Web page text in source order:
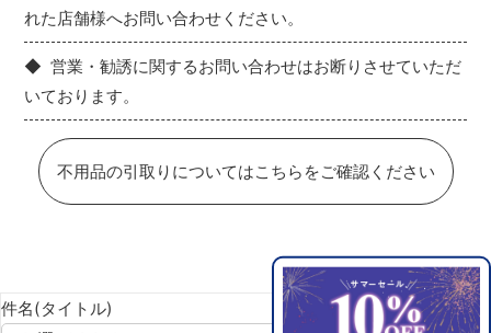
れた店舗様へお問い合わせください。
営業・勧誘に関するお問い合わせはお断りさせていただ
いております。
不用品の引取りについてはこちらをご確認ください
件名(タイトル)